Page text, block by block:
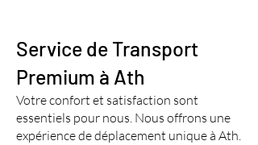
Service de Transport
Premium à Ath
Votre confort et satisfaction sont
essentiels pour nous. Nous offrons une
expérience de déplacement unique à Ath.